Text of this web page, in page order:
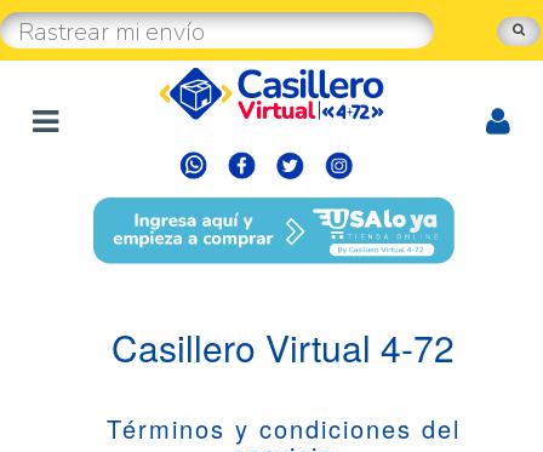
Casillero Virtual 4-72
Términos y condiciones del